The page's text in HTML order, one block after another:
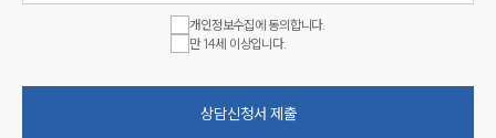
개인정보수집에 동의합니다.
만 14세 이상입니다.
상담신청서 제출